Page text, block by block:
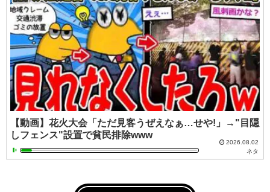
【動画】花火大会「ただ見客うぜえなぁ…せや!」→"目隠
しフェンス"設置で貧民排除www
2026.08.02
ネタ